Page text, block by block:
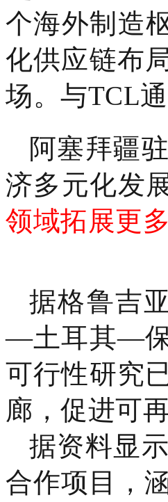
个海外制造
化供应链布
场。与TCL
阿塞拜疆
济多元化发
领域拓展更
据格鲁吉
—土耳其—保
可行性研究
廊，促进可
据资料显
合作项目，